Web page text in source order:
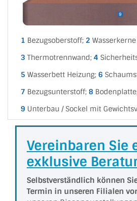
1 Bezugsoberstoff; 2
3 Thermotrennwand; 4
5 Wasserbett Heizung; 6
7 Bezugsunterstoff; 8
9 Unterbau / Sockel mit
Vereinbaren Sie
exklusive
Selbstverständlich können
Termin in unseren Filialen